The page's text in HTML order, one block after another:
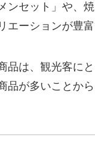
ンセット」や、
ーションが豊富
品は、観光客に
品が多いことか